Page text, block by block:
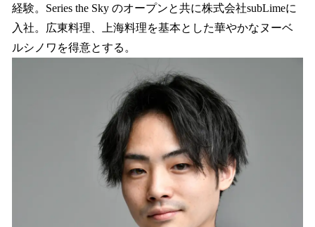
経験。Series the Sky のオープンと共に株式会社subLimeに
入社。広東料理、上海料理を基本とした華やかなヌーベ
ルシノワを得意とする。